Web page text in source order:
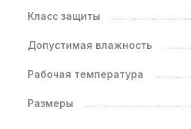
Класс защиты
Допустимая влажность
Рабочая температура
Размеры